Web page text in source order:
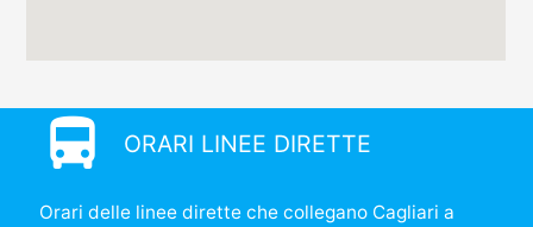
directions_bus ORARI LINEE DIRETTE
Orari delle linee dirette che collegano Cagliari a